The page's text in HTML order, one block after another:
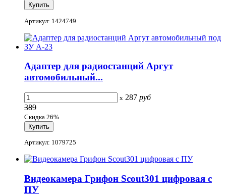
Артикул: 1424749
Адаптер для радиостанций Аргут
автомобильный...
x 287 руб
389
Скидка 26%
Артикул: 1079725
Видеокамера Грифон Scout301 цифровая с
ПУ